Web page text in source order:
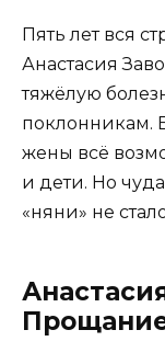
Пять лет вся
Анастасия
тяжёлую
поклонникам.
жены всё
и дети. Но
«няни» не